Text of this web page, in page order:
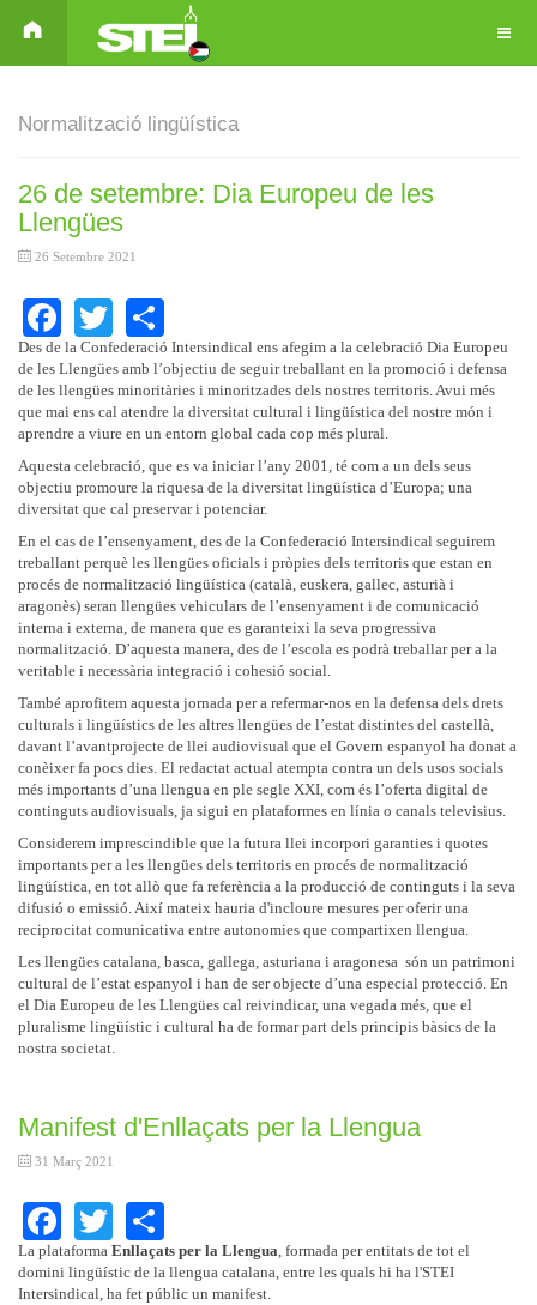
Normalització lingüística
26 de setembre: Dia Europeu de les
Llengües
26 Setembre 2021
Facebook
Twitter
Des de la Confederació Intersindical ens afegim a la celebració Dia Europeu
de les Llengües amb l’objectiu de seguir treballant en la promoció i defensa
de les llengües minoritàries i minoritzades dels nostres territoris. Avui més
que mai ens cal atendre la diversitat cultural i lingüística del nostre món i
aprendre a viure en un entorn global cada cop més plural.
Aquesta celebració, que es va iniciar l’any 2001, té com a un dels seus
objectiu promoure la riquesa de la diversitat lingüística d’Europa; una
diversitat que cal preservar i potenciar.
En el cas de l’ensenyament, des de la Confederació Intersindical seguirem
treballant perquè les llengües oficials i pròpies dels territoris que estan en
procés de normalització lingüística (català, euskera, gallec, asturià i
aragonès) seran llengües vehiculars de l’ensenyament i de comunicació
interna i externa, de manera que es garanteixi la seva progressiva
normalització. D’aquesta manera, des de l’escola es podrà treballar per a la
veritable i necessària integració i cohesió social.
També aprofitem aquesta jornada per a refermar-nos en la defensa dels drets
culturals i lingüístics de les altres llengües de l’estat distintes del castellà,
davant l’avantprojecte de llei audiovisual que el Govern espanyol ha donat a
conèixer fa pocs dies. El redactat actual atempta contra un dels usos socials
més importants d’una llengua en ple segle XXI, com és l’oferta digital de
continguts audiovisuals, ja sigui en plataformes en línia o canals televisius.
Considerem imprescindible que la futura llei incorpori garanties i quotes
importants per a les llengües dels territoris en procés de normalització
lingüística, en tot allò que fa referència a la producció de continguts i la seva
difusió o emissió. Així mateix hauria d'incloure mesures per oferir una
reciprocitat comunicativa entre autonomies que compartixen llengua.
Les llengües catalana, basca, gallega, asturiana i aragonesa són un patrimoni
cultural de l’estat espanyol i han de ser objecte d’una especial protecció. En
el Dia Europeu de les Llengües cal reivindicar, una vegada més, que el
pluralisme lingüístic i cultural ha de formar part dels principis bàsics de la
nostra societat.
Manifest d'Enllaçats per la Llengua
31 Març 2021
Facebook
Twitter
La plataforma Enllaçats per la Llengua, formada per entitats de tot el
domini lingüístic de la llengua catalana, entre les quals hi ha l'STEI
Intersindical, ha fet públic un manifest.